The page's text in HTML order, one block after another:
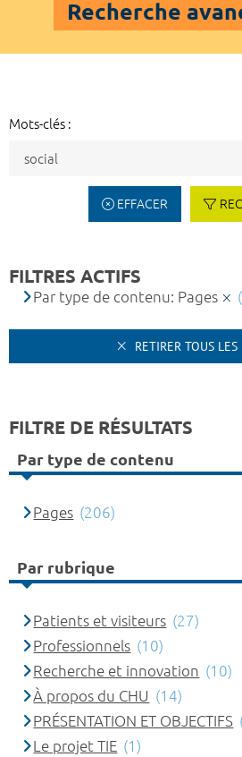
Recherche
Mots-clés :
EFFACER
FILTRES ACTIFS
Par type de contenu: Pages
RETIRER TOUS LES
FILTRE DE RÉSULTATS
Par type de contenu
Pages (206)
Par rubrique
Patients et visiteurs (27)
Professionnels (10)
Recherche et innovation (10)
À propos du CHU (14)
PRÉSENTATION ET OBJECTIFS
Le projet TIE (1)